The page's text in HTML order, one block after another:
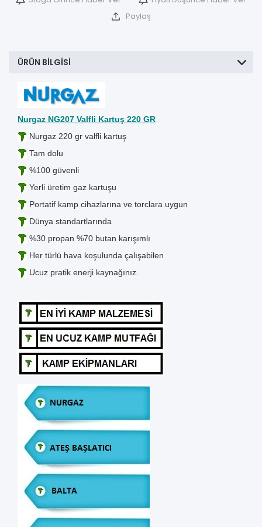
Paylaş
ÜRÜN BILGISI
Nurgaz NG207 Valfli Kartuş 220 GR
Nurgaz 220 gr valfli kartuş
Tam dolu
%100 güvenli
Yerli üretim gaz kartuşu
Portatif kamp cihazlarına ve torclara uygun
Dünya standartlarında
%30 propan %70 butan karışımlı
Her türlü hava koşulunda çalışabilen
Ucuz pratik enerji kaynağınız.